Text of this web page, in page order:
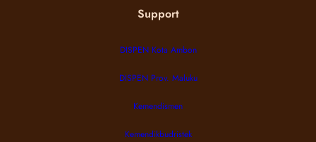
Support
DISPEN Kota Ambon
DISPEN Prov. Maluku
Kemendismen
Kemendikbudristek